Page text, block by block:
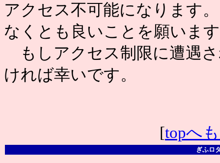
アクセス不可能になります
なくとも良いことを願いま
もしアクセス制限に遭遇
ければ幸いです。
[topへ
ぎふロ